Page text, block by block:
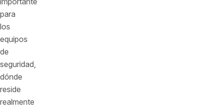
para
los
equipos
de
seguridad,
dónde
reside
realmente